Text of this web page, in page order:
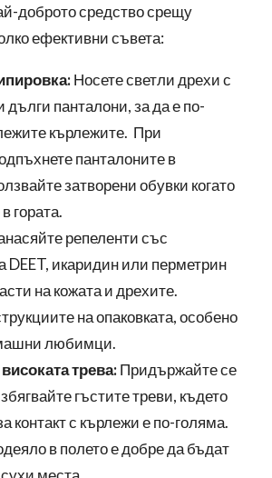
доброто средство срещу
ефективни съвета:
Носете светли дрехи с
дълги панталони, за да е по-
кърлежите. При
панталоните в
затворени обувки когато
гората.
репеленти със
DEET, икаридин или перметрин
на кожата и дрехите.
на опаковката, особено
любимци.
трева:Придържайте се
гъстите треви, където
контакт с кърлежи е по-голяма.
в полето е добре да бъдат